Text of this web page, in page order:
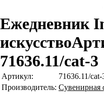
Ежедневник
искусство
71636.11/cat-3
Артикул:
71636.11/cat-
Производитель: Сувенирная